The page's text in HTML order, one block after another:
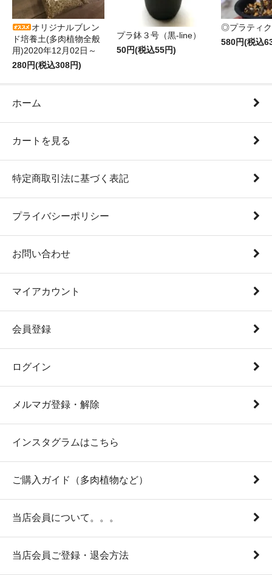
オリジナルブレン
ド培養土(多肉植物全般
用)2020年12月02日～
280円(税込308円)
プラ鉢３号（黒-line）
50円(税込55円)
◎プラティ
580円(税込
ホーム
カートを見る
特定商取引法に基づく表記
プライバシーポリシー
お問い合わせ
マイアカウント
会員登録
ログイン
メルマガ登録・解除
インスタグラムはこちら
ご購入ガイド（多肉植物など）
当店会員について。。。
当店会員ご登録・退会方法